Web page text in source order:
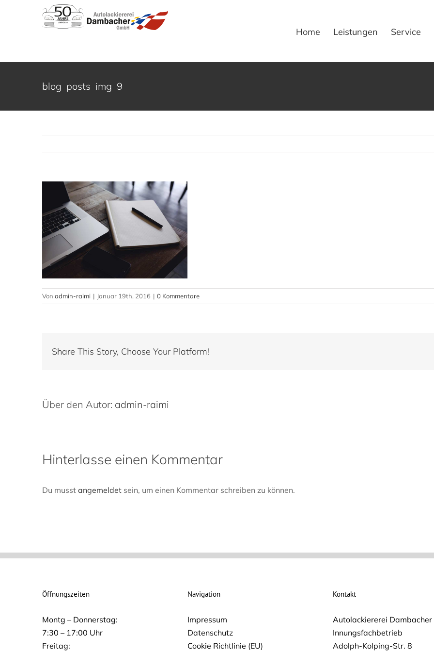
Home Leistungen Service
blog_posts_img_9
Von admin-raimi | Januar 19th, 2016 | 0 Kommentare
Share This Story, Choose Your Platform!
Über den Autor: admin-raimi
Hinterlasse einen Kommentar
Du musst angemeldet sein, um einen Kommentar schreiben zu können.
Öffnungszeiten
Montg – Donnerstag:
7:30 – 17:00 Uhr
Freitag:
Navigation
Impressum
Datenschutz
Cookie Richtlinie (EU)
Kontakt
Autolackiererei Dambacher
Innungsfachbetrieb
Adolph-Kolping-Str. 8